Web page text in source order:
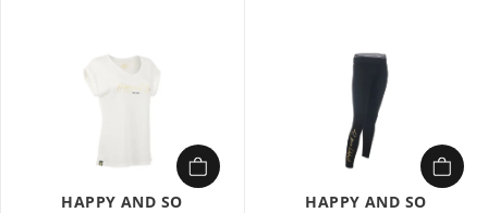
HAPPY AND SO HAPPY AND SO